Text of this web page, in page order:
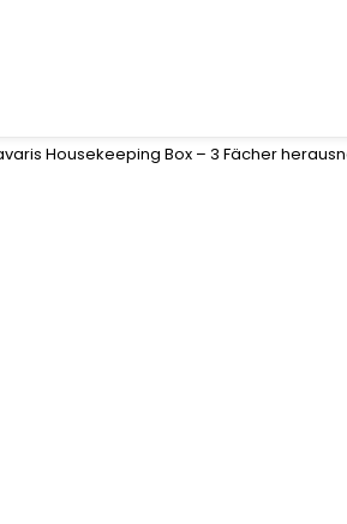
Housekeeping Box – 3 Fächer